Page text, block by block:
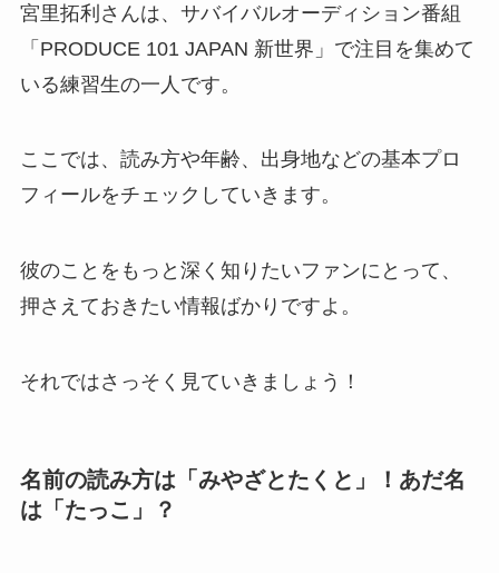
宮里拓利さんは、サバイバルオーディション番組
「PRODUCE 101 JAPAN 新世界」で注目を集めて
いる練習生の一人です。
ここでは、読み方や年齢、出身地などの基本プロ
フィールをチェックしていきます。
彼のことをもっと深く知りたいファンにとって、
押さえておきたい情報ばかりですよ。
それではさっそく見ていきましょう！
名前の読み方は「みやざとたくと」！あだ名
は「たっこ」？